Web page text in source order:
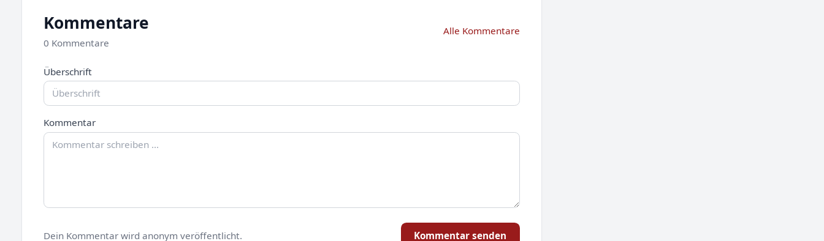
Kommentare
0 Kommentare
Alle Kommentare
Überschrift
Kommentar
Dein Kommentar wird anonym veröffentlicht. Kommentar senden